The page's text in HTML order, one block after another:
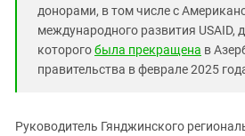
донорами, в том числе с
международного развития USAID,
которогобыла прекращена в
правительства в феврале 2025
Руководитель Гянджинского